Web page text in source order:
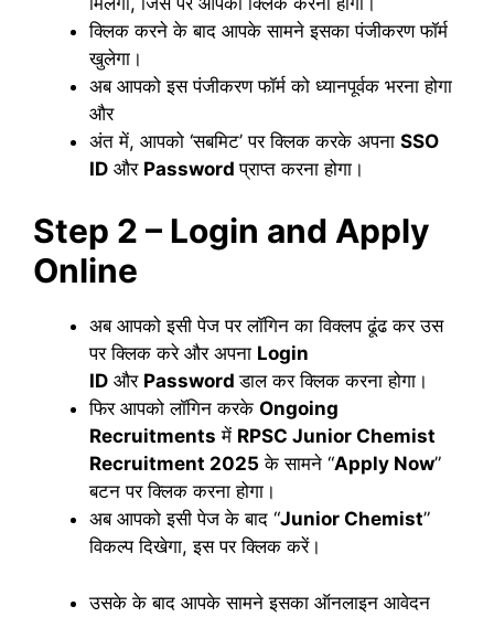
क्लिक करने के बाद आपके सामने इसका पंजीकरण फॉर्म
खुलेगा।
अब आपको इस पंजीकरण फॉर्म को ध्यानपूर्वक भरना होगा
और
अंत में, आपको ‘सबमिट’ पर क्लिक करके अपना SSO
ID और Passwordप्राप्त करना होगा।
Step 2 – Login and Apply
Online
अब आपको इसी पेज पर लॉगिन का विक्लप ढूंढ कर उस
पर क्लिक करे और अपना Login
ID और Passwordडाल कर क्लिक करना होगा।
फिर आपको लॉगिन करके Ongoing
Recruitments में RPSC Junior Chemist
Recruitment 2025 के सामने “Apply Now”
बटन पर क्लिक करना होगा।
अब आपको इसी पेज के बाद “Junior Chemist”
विकल्प दिखेगा, इस पर क्लिक करें।
उसके के बाद आपके सामने इसका ऑनलाइन आवेदन